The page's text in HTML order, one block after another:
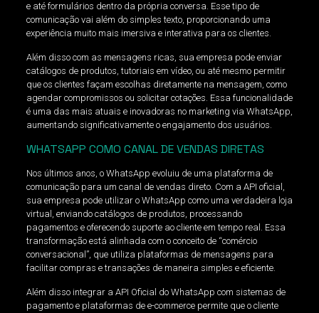
e até formulários dentro da própria conversa. Esse tipo de
comunicação vai além do simples texto, proporcionando uma
experiência muito mais imersiva e interativa para os clientes.
Além disso com as mensagens ricas, sua empresa pode enviar
catálogos de produtos, tutoriais em vídeo, ou até mesmo permitir
que os clientes façam escolhas diretamente na mensagem, como
agendar compromissos ou solicitar cotações. Essa funcionalidade
é uma das mais atuais e inovadoras no marketing via WhatsApp,
aumentando significativamente o engajamento dos usuários.
WHATSAPP COMO CANAL DE VENDAS DIRETAS
Nos últimos anos, o WhatsApp evoluiu de uma plataforma de
comunicação para um canal de vendas direto. Com a API oficial,
sua empresa pode utilizar o WhatsApp como uma verdadeira loja
virtual, enviando catálogos de produtos, processando
pagamentos e oferecendo suporte ao cliente em tempo real. Essa
transformação está alinhada com o conceito de “comércio
conversacional”, que utiliza plataformas de mensagens para
facilitar compras e transações de maneira simples e eficiente.
Além disso integrar a API Oficial do WhatsApp com sistemas de
pagamento e plataformas de e-commerce permite que o cliente